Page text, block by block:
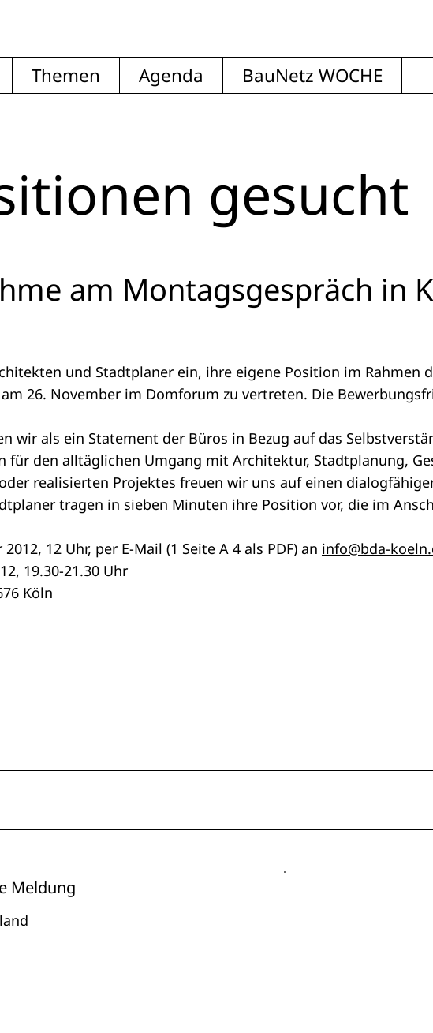
Themen Agenda BauNetz WOCHE
gesucht
am Montagsgespräch in
und Stadtplaner ein, ihre eigene Position im Rahmen
26. November im Domforum zu vertreten. Die
wir als ein Statement der Büros in Bezug auf das
für den alltäglichen Umgang mit Architektur, Stadtplanung,
realisierten Projektes freuen wir uns auf einen
tragen in sieben Minuten ihre Position vor, die im
12 Uhr, per E-Mail (1 Seite A 4 als PDF) an info@bda-
19.30-21.30 Uhr
Köln
Meldung